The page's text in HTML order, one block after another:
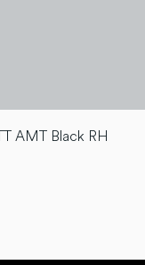
AMT Black RH